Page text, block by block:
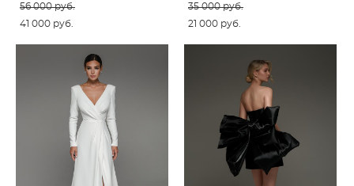
56 000 pуб.
41 000 pуб.
35 000 pуб.
21 000 pуб.